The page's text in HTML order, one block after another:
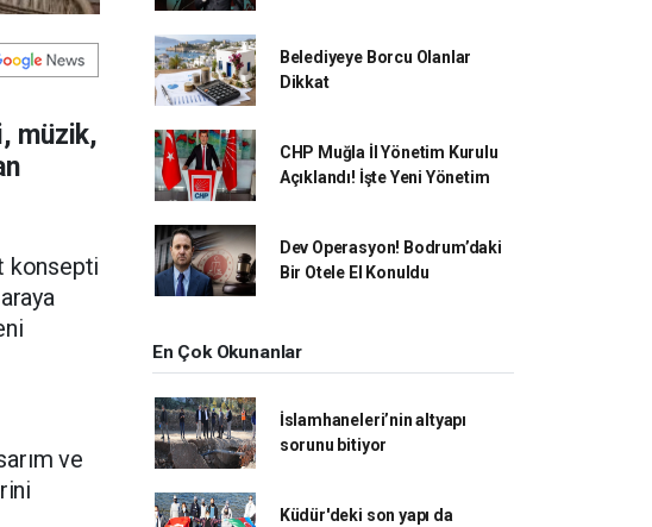
müzik,
konsepti
ve
Belediyeye Borcu Olanlar
Dikkat
CHP Muğla İl Yönetim Kurulu
Açıklandı! İşte Yeni Yönetim
Dev Operasyon! Bodrum’daki
Bir Otele El Konuldu
En Çok Okunanlar
İslamhaneleri’nin altyapı
sorunu bitiyor
Küdür'deki son yapı da